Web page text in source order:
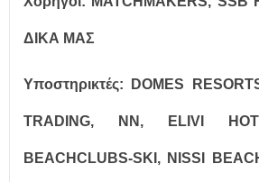
ΔΙΚΑ ΜΑΣ
Υποστηρικτές: DOMES
TRADING, NN, ELIVI
BEACHCLUBS-SKI, NISSI